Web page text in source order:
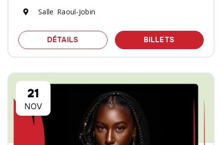
Salle Raoul-Jobin
DÉTAILS SPECTACLE EMILIE-CLAIRE
BILLETS DES
21
NOV